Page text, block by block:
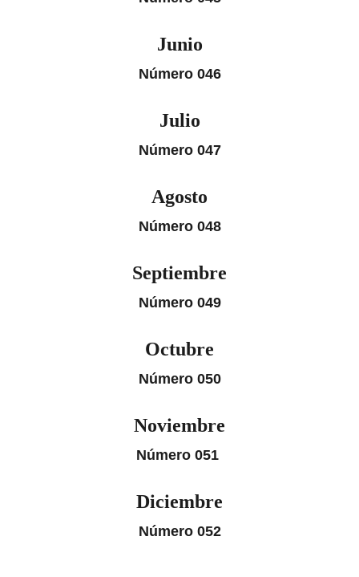
Junio
Número 046
Julio
Número 047
Agosto
Número 048
Septiembre
Número 049
Octubre
Número 050
Noviembre
Número 051
Diciembre
Número 052